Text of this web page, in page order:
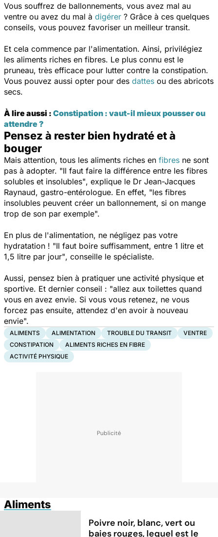
Vous souffrez de ballonnements, vous avez mal au
ventre ou avez du mal à digérer ? Grâce à ces quelques
conseils, vous pouvez favoriser un meilleur transit.
Et cela commence par l'alimentation. Ainsi, privilégiez
les aliments riches en fibres. Le plus connu est le
pruneau, très efficace pour lutter contre la constipation.
Vous pouvez aussi opter pour des dattes ou des abricots
secs.
À lire aussi : Constipation : vaut-il mieux pousser ou
attendre ?
Pensez à rester bien hydraté et à
bouger
Mais attention, tous les aliments riches en fibres ne sont
pas à adopter. "Il faut faire la différence entre les fibres
solubles et insolubles", explique le Dr Jean-Jacques
Raynaud, gastro-entérologue. En effet, "les fibres
insolubles peuvent créer un ballonnement, si on mange
trop de son par exemple".
En plus de l'alimentation, ne négligez pas votre
hydratation ! "Il faut boire suffisamment, entre 1 litre et
1,5 litre par jour", conseille le spécialiste.
Aussi, pensez bien à pratiquer une activité physique et
sportive. Et dernier conseil : "allez aux toilettes quand
vous en avez envie. Si vous vous retenez, ne vous
forcez pas ensuite, attendez d'en avoir à nouveau
envie".
ALIMENTS ALIMENTATION TROUBLE DU TRANSIT
VENTRE
CONSTIPATION
ALIMENTS RICHES EN FIBRE
ACTIVITÉ PHYSIQUE
Aliments
Poivre noir, blanc, vert ou
baies rouges, lequel est le